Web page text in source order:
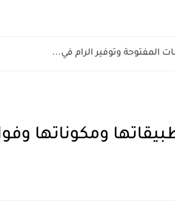
ومكوناتها